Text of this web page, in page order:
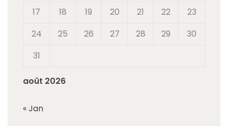
août 2026
17
18 19 20 21 22
23
24
25 26 27 28 29
30
31
« Jan